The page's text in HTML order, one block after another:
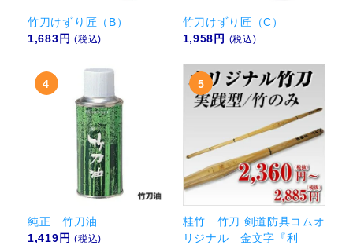
竹刀けずり匠（B）
1,683円 (税込)
竹刀けずり匠（C）
1,958円 (税込)
純正 竹刀油
1,419円 (税込)
桂竹 竹刀 剣道防具コムオ
リジナル 金文字『利